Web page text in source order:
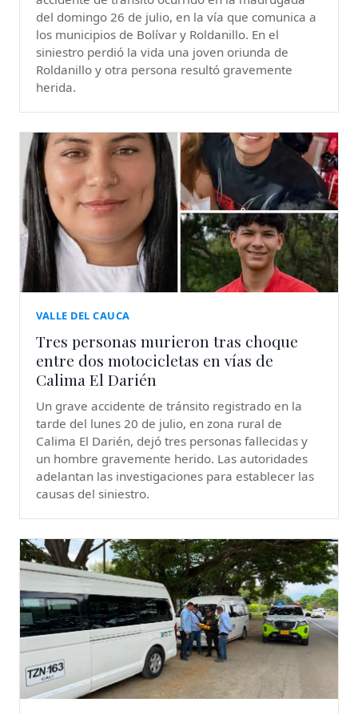
del domingo 26 de julio, en la vía que comunica a
los municipios de Bolívar y Roldanillo. En el
siniestro perdió la vida una joven oriunda de
Roldanillo y otra persona resultó gravemente
herida.
VALLE DEL CAUCA
Tres personas murieron tras choque
entre dos motocicletas en vías de
Calima El Darién
Un grave accidente de tránsito registrado en la
tarde del lunes 20 de julio, en zona rural de
Calima El Darién, dejó tres personas fallecidas y
un hombre gravemente herido. Las autoridades
adelantan las investigaciones para establecer las
causas del siniestro.